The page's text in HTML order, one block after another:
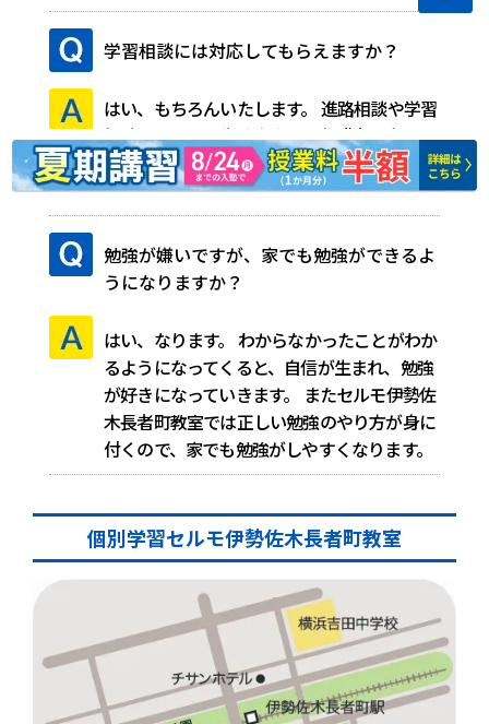
学習相談には対応してもらえますか？
はい、もちろんいたします。 進路相談や学習
相談に関しては生徒本人でも保護者の方でも
対応いたします。お気軽にお問い合わせくだ
さい。
勉強が嫌いですが、家でも勉強ができるよ
うになりますか？
はい、なります。 わからなかったことがわか
るようになってくると、自信が生まれ、勉強
が好きになっていきます。
またセルモ伊勢佐
木長者町教室では正しい勉強のやり方が身に
付くので、家でも勉強がしやすくなります。
個別学習セルモ伊勢佐木長者町教室